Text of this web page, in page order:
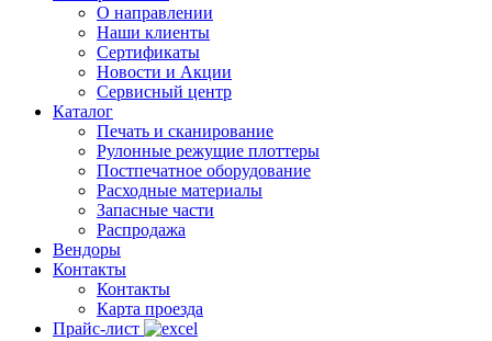
О направлении
Наши клиенты
Сертификаты
Новости и Акции
Сервисный центр
Каталог
Печать и сканирование
Рулонные режущие плоттеры
Постпечатное оборудование
Расходные материалы
Запасные части
Распродажа
Вендоры
Контакты
Контакты
Карта проезда
Прайс-лист